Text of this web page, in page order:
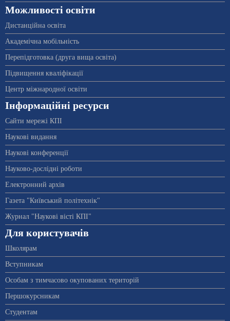
Можливості освіти
Дистанційна освіта
Академічна мобільність
Перепідготовка (друга вища освіта)
Підвищення кваліфікації
Центр міжнародної освіти
Інформаційні ресурси
Сайти мережі КПІ
Наукові видання
Наукові конференції
Науково-дослідні роботи
Електронний архів
Газета "Київський політехнік"
Журнал "Наукові вісті КПІ"
Для користувачів
Школярам
Вступникам
Особам з тимчасово окупованих територій
Першокурсникам
Студентам